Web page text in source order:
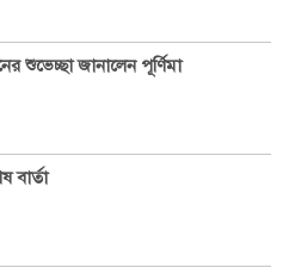
শুভেচ্ছা জানালেন পূর্ণিমা
বার্তা